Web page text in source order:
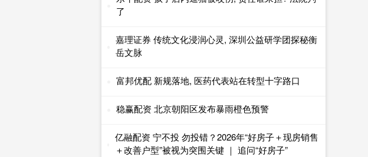
了
嘉理证券 传统文化浸润心灵, 深圳公益研学团探秘衡
岳文脉
富邦优配 新规落地, 医药代表站在转型十字路口
稳赢配资 北京朝阳区发布暴雨橙色预警
亿融配资 宁不投 勿投错？2026年“好房子＋现房销售
＋改善户型”被视为突围关键 ｜ 追问“好房子”